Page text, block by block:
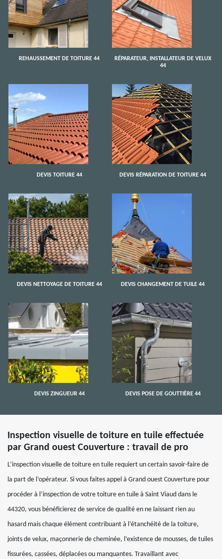
REHAUSSEMENT DE TOITURE 44
RÉPARATEUR, INSTALLATEUR DE VELUX
44
DEVIS TOITURE 44 DEVIS RÉPARATION DE TOITURE 44
DEVIS NETTOYAGE DE TOITURE 44 DEVIS CHANGEMENT DE TUILE 44
DEVIS ZINGUEUR 44 DEVIS POSE DE GOUTTIÈRE 44
Inspection visuelle de toiture en tuile effectuée
par Grand ouest Couverture : travail de pro
L’inspection visuelle de toiture en tuile requiert un certain savoir-faire de
la part de l’opérateur. Si vous faites appel à Grand ouest Couverture pour
procéder à l’inspection de votre toiture en tuile à Saint Viaud dans le
44320, vous bénéficierez de service de qualité en ne laissant rien au
hasard mais chaque élément contribuant à l’étanchéité de la toiture,
joints de velux, maçonnerie de cheminée, l’existence de mousses, de tuiles
fissurées, cassées, déplacées ou manquantes. Travaillant avec